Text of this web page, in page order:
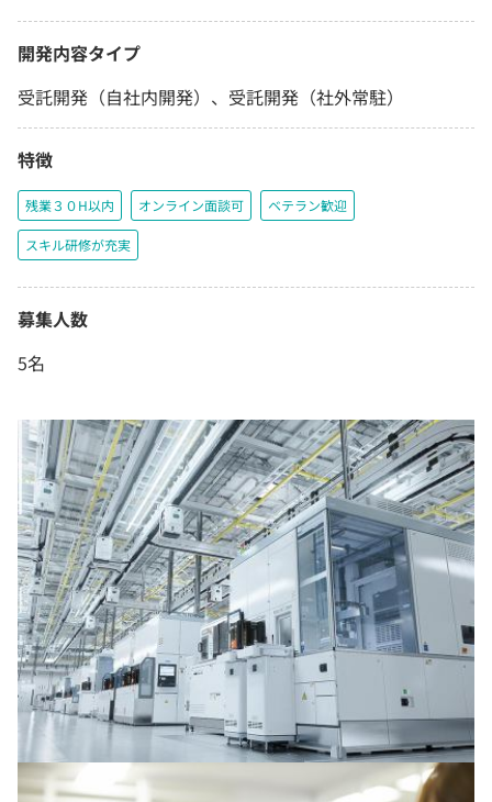
開発内容タイプ
受託開発（自社内開発）、受託開発（社外常駐）
特徴
残業３０H以内 オンライン面談可 ベテラン歓迎
スキル研修が充実
募集人数
5名